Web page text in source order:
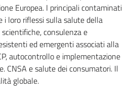
Europea. I principali contaminati
loro riflessi sulla salute della
consulenza e
ed emergenti associati alla
autocontrollo e implementazione
CNSA e salute dei consumatori. Il
globale.